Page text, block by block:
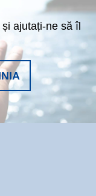
ajutați-ne să îl